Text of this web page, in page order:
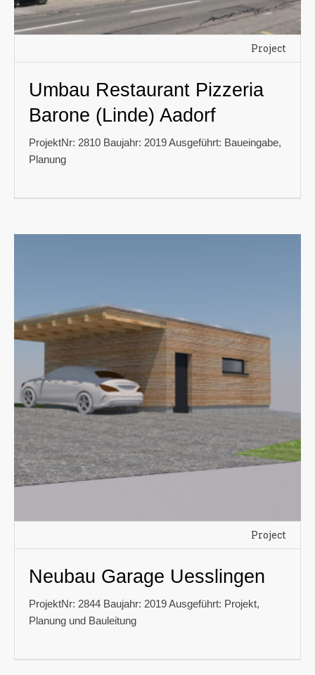
Project
Umbau Restaurant Pizzeria
Barone (Linde) Aadorf
ProjektNr: 2810 Baujahr: 2019 Ausgeführt: Baueingabe,
Planung
Project
Neubau Garage Uesslingen
ProjektNr: 2844 Baujahr: 2019 Ausgeführt: Projekt,
Planung und Bauleitung